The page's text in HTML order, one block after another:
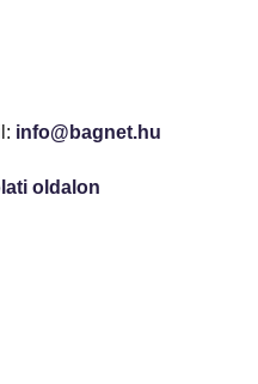
info@bagnet.hu
oldalon